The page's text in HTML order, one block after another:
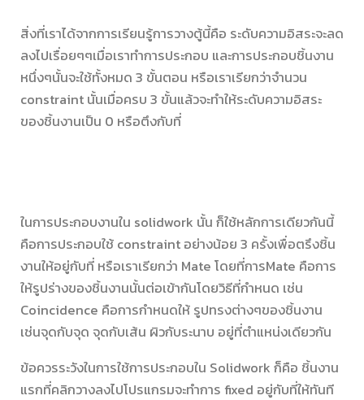
สิ่งที่เราได้จากการเรียนรู้การวางตู้นี้คือ ระดับความอิสระจะลด
ลงไปเรื่อยๆๆเมื่อเราทำการประกอบ และการประกอบชิ้นงาน
หนึ่งๆนั้นจะใช้ทั้งหมด 3 ขั้นตอน หรือเราเรียกว่าจำนวน
constraint นั้นเมื่อครบ 3 ขั้นแล้วจะทำให้ระดับความอิสระ
ของชิ้นงานเป็น 0 หรือตึงกับที่
ในการประกอบงานใน solidwork นั้น ก็ใช้หลักการเดียวกันนี้
คือการประกอบใช้ constraint อย่างน้อย 3 ครั้งเพื่อตรึงชิ้น
งานให้อยู่กับที่ หรือเราเรียกว่า Mate โดยที่การMate คือการ
ให้รูปร่างของชิ้นงานนั้นต่อเข้ากันโดยวิธีที่กำหนด เช่น
Coincidence คือการกำหนดให้ รูปทรงต่างๆของชิ้นงาน
เช่นจุดกับจุด จุดกับเส้น ผิวกับระนาบ อยู่ที่ตำแหน่งเดียวกัน
ข้อควรระวังในการใช้การประกอบใน Solidwork ก็คือ ชิ้นงาน
แรกที่คลิกวางลงไปโปรแกรมจะทำการ fixed อยู่กับที่ให้ทันที